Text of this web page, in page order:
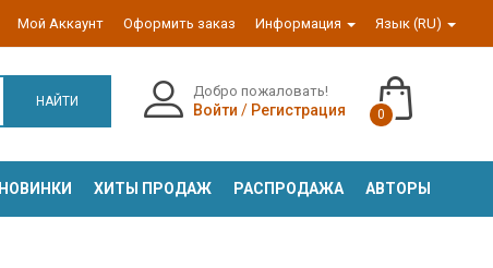
Мой Аккаунт Оформить заказ Информация Язык (RU)
НАЙТИ
Добро пожаловать!
Войти / Регистрация 0
НОВИНКИ ХИТЫ ПРОДАЖ РАСПРОДАЖА АВТОРЫ